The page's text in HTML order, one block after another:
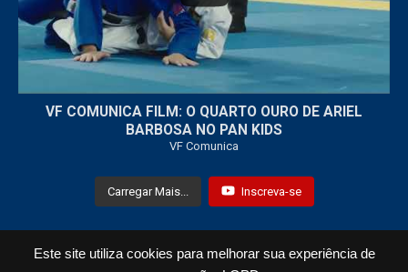
Este site utiliza cookies para melhorar sua experiência de
VF COMUNICA FILM: O QUARTO OURO DE ARIEL
BARBOSA NO PAN KIDS
VF Comunica
Carregar Mais... Inscreva-se